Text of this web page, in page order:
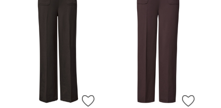
ZUR WUNSCHLISTE HINZUFÜGEN
ZUR